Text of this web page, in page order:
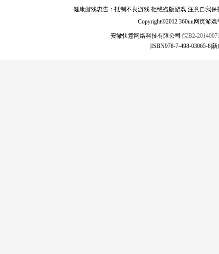
健康游戏忠告：抵制不良游戏 拒绝盗版游戏 注意自我
Copyright®2012 360uu网页游
安徽快意网络科技有限公司 皖B2-
|ISBN978-7-498-03065-8|